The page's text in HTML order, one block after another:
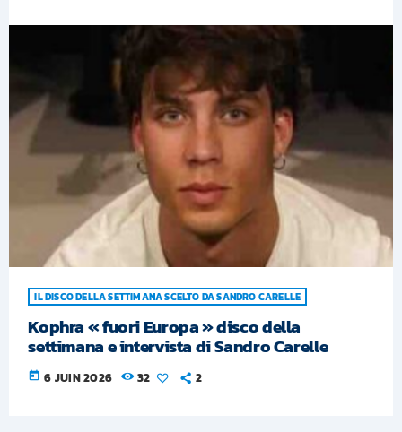
IL DISCO DELLA SETTIMANA SCELTO DA SANDRO CARELLE
Kophra « fuori Europa » disco della
settimana e intervista di Sandro Carelle
today 6 JUIN 2026 32 2